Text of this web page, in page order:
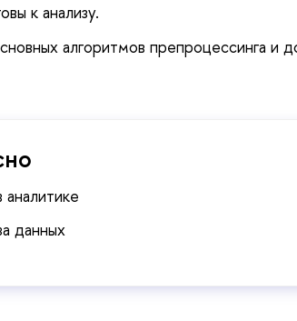
к анализу.
алгоритмов препроцессинга и
данных